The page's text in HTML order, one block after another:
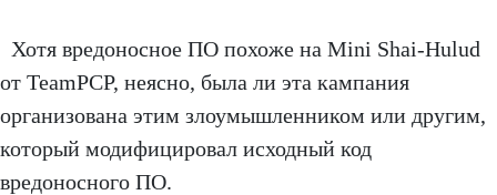
Хотя вредоносное ПО похоже на Mini Shai-Hulud
от TeamPCP, неясно, была ли эта кампания
организована этим злоумышленником или другим,
который модифицировал исходный код
вредоносного ПО.